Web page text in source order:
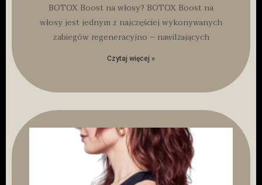
BOTOX Boost na włosy? BOTOX Boost na
włosy jest jednym z najczęściej wykonywanych
zabiegów regeneracyjno – nawilżających
Czytaj więcej »